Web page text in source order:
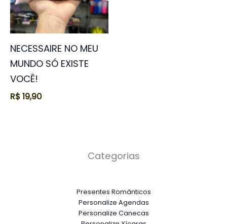
NECESSAIRE NO MEU
MUNDO SÓ EXISTE
VOCÊ!
R$19,90
Categorias
Presentes Românticos
Personalize Agendas
Personalize Canecas